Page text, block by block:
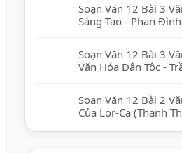
Soạn Văn 12 Bài 3
Sáng Tạo - Phan
Soạn Văn 12 Bài 3
Văn Hóa Dân Tộc -
Soạn Văn 12 Bài 2
Của Lor-Ca (Thanh